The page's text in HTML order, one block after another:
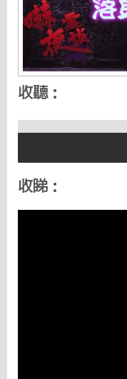
收聽：
收睇：